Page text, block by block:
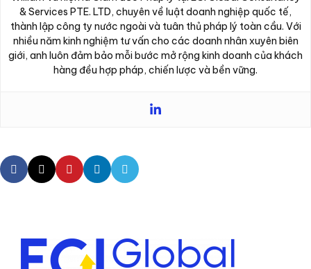
& Services PTE. LTD, chuyên về luật doanh nghiệp quốc tế,
thành lập công ty nước ngoài và tuân thủ pháp lý toàn cầu. Với
nhiều năm kinh nghiệm tư vấn cho các doanh nhân xuyên biên
giới, anh luôn đảm bảo mỗi bước mở rộng kinh doanh của khách
hàng đều hợp pháp, chiến lược và bền vững.